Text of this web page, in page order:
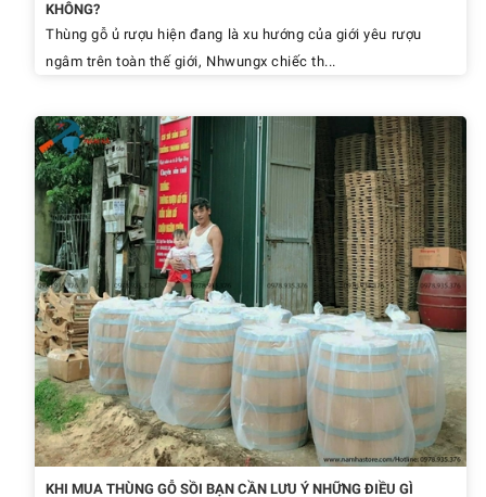
KHÔNG?
Thùng gỗ ủ rượu hiện đang là xu hướng của giới yêu rượu
ngâm trên toàn thế giới, Nhwungx chiếc th...
KHI MUA THÙNG GỖ SỒI BẠN CẦN LƯU Ý NHỮNG ĐIỀU GÌ